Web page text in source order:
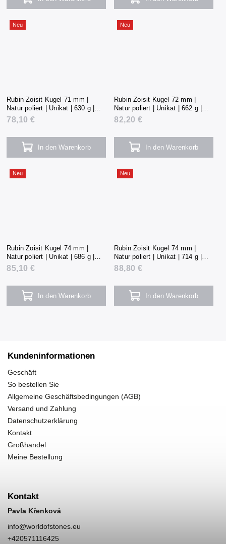
Neu
Rubin Zoisit Kugel 71 mm |
Natur poliert | Unikat | 630 g |
Tansania
78,10 €
In den Warenkorb
Neu
Rubin Zoisit Kugel 72 mm |
Natur poliert | Unikat | 662 g |
Tansania
82,20 €
In den Warenkorb
Neu
Rubin Zoisit Kugel 74 mm |
Natur poliert | Unikat | 686 g |
Tansania
85,10 €
In den Warenkorb
Neu
Rubin Zoisit Kugel 74 mm |
Natur poliert | Unikat | 714 g |
Tansania
88,80 €
In den Warenkorb
Kundeninformationen
Geschäft
So bestellen Sie
Allgemeine Geschäftsbedingungen (AGB)
Versand und Zahlung
Datenschutzerklärung
Kontakt
Großhandel
Meine Bestellung
Kontakt
Pavla Křenková
info@worldofstones.eu
+420571116425